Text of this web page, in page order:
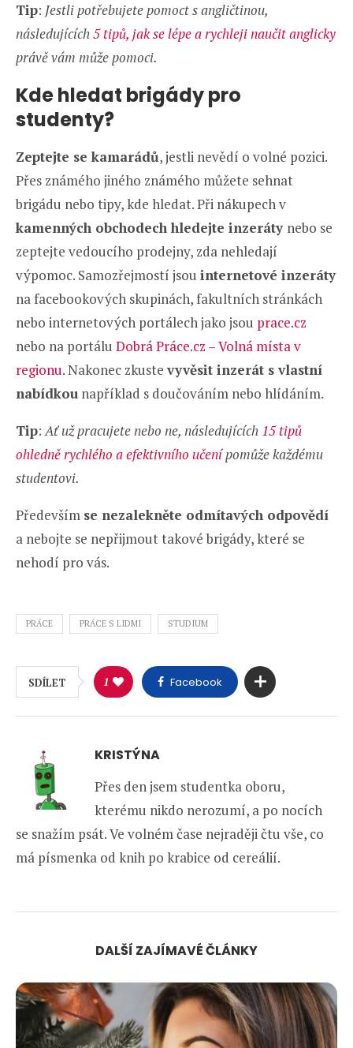
Tip: Jestli potřebujete pomoct s angličtinou,
následujících5 tipů, jak se lépe a rychleji naučit anglicky
právě vám může pomoci.
Kde hledat brigády pro
studenty?
Zeptejte se kamarádů, jestli nevědí o volné pozici.
Přes známého jiného známého můžete sehnat
brigádu nebo tipy, kde hledat. Při nákupech v
kamenných obchodech hledejte inzeráty nebo se
zeptejte vedoucího prodejny, zda nehledají
výpomoc. Samozřejmostí jsou internetové inzeráty
na facebookových skupinách, fakultních stránkách
nebo internetových portálech jako jsou prace.cz
nebo na portálu Dobrá Práce.cz – Volná místa v
regionu. Nakonec zkuste vyvěsit inzerát s vlastní
nabídkou například s doučováním nebo hlídáním.
Tip:Ať už pracujete nebo ne, následujících 15 tipů
ohledně rychlého a efektivního učenípomůže každému
studentovi.
Především se nezalekněte odmítavých odpovědí
a nebojte se nepřijmout takové brigády, které se
nehodí pro vás.
PRÁCE PRÁCE S LIDMI STUDIUM
SDÍLET 1 Facebook
KRISTÝNA
Přes den jsem studentka oboru,
kterému nikdo nerozumí, a po nocích
se snažím psát. Ve volném čase nejraději čtu vše, co
má písmenka od knih po krabice od cereálií.
DALŠÍ ZAJÍMAVÉ ČLÁNKY